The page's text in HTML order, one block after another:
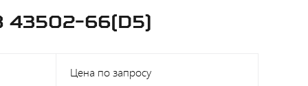
66(D5)
Цена по запросу